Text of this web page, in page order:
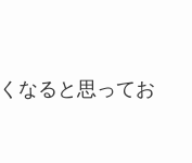
なると思ってお